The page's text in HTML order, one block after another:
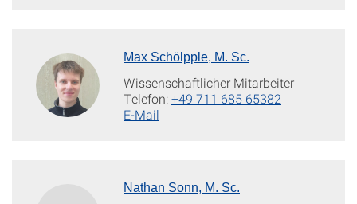
Max Schölpple, M. Sc.
Wissenschaftlicher Mitarbeiter
Telefon:+49 711 685 65382
E-Mail
Nathan Sonn, M. Sc.